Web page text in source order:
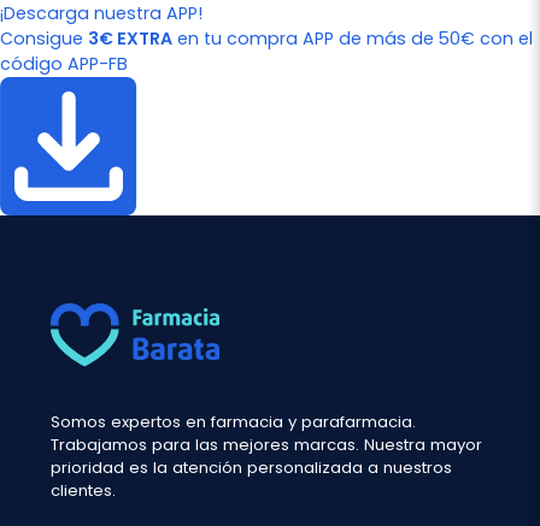
¡Descarga nuestra APP!
Consigue 3€ EXTRA en tu compra APP de más de 50€ con el
código APP-FB
Somos expertos en farmacia y parafarmacia.
Trabajamos para las mejores marcas. Nuestra mayor
prioridad es la atención personalizada a nuestros
clientes.